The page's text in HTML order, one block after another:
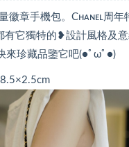
徽章手機包。Cʜᴀɴᴇʟ周
有它獨特的❥設計風格及
來珍藏品鑒它吧(●ﾟωﾟ●)